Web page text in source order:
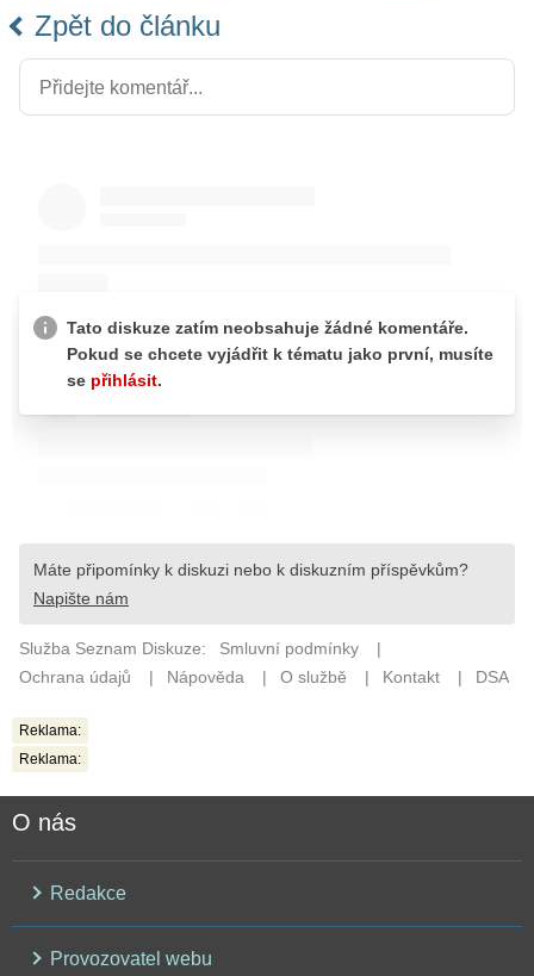
Zpět do článku
Reklama:
Reklama:
O nás
Redakce
Provozovatel webu